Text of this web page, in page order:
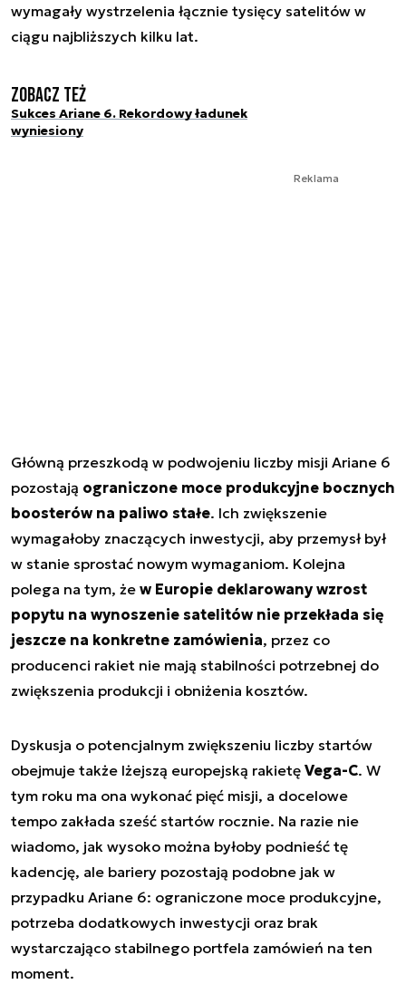
wymagały wystrzelenia łącznie tysięcy satelitów w
ciągu najbliższych kilku lat.
Zobacz też
Sukces Ariane 6. Rekordowy ładunek
wyniesiony
Reklama
Główną przeszkodą w podwojeniu liczby misji Ariane 6
pozostają ograniczone moce produkcyjne bocznych
boosterów na paliwo stałe. Ich zwiększenie
wymagałoby znaczących inwestycji, aby przemysł był
w stanie sprostać nowym wymaganiom. Kolejna
polega na tym, że w Europie deklarowany wzrost
popytu na wynoszenie satelitów nie przekłada się
jeszcze na konkretne zamówienia, przez co
producenci rakiet nie mają stabilności potrzebnej do
zwiększenia produkcji i obniżenia kosztów.
Dyskusja o potencjalnym zwiększeniu liczby startów
obejmuje także lżejszą europejską rakietę Vega-C. W
tym roku ma ona wykonać pięć misji, a docelowe
tempo zakłada sześć startów rocznie. Na razie nie
wiadomo, jak wysoko można byłoby podnieść tę
kadencję, ale bariery pozostają podobne jak w
przypadku Ariane 6: ograniczone moce produkcyjne,
potrzeba dodatkowych inwestycji oraz brak
wystarczająco stabilnego portfela zamówień na ten
moment.